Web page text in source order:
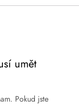
umět
Pokud jste